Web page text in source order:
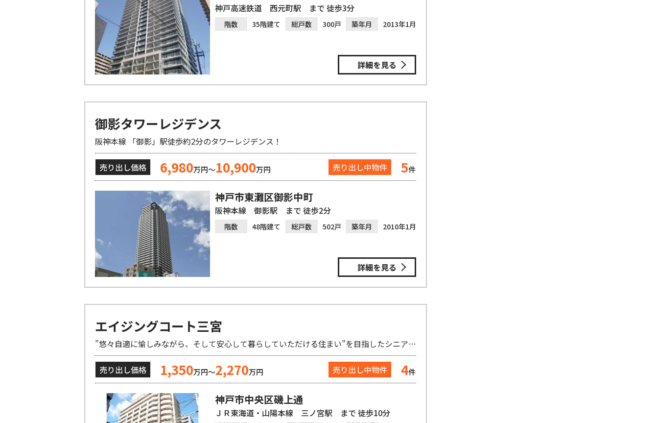
神戸高速鉄道 西元町駅 まで 徒歩3分
階数 35階建て 総戸数 300戸 築年月 2013年1月
詳細を見る
御影タワーレジデンス
阪神本線 「御影」駅徒歩約2分のタワーレジデンス！
売り出し価格 6,980万円～10,900万円 売り出し中物件 5件
神戸市東灘区御影中町
阪神本線 御影駅 まで 徒歩2分
階数 48階建て 総戸数 502戸 築年月 2010年1月
詳細を見る
エイジングコート三宮
”悠々自適に愉しみながら、そして安心して暮らしていただける住まい”を目指したシニア向けマンション
売り出し価格 1,350万円～2,270万円 売り出し中物件 4件
神戸市中央区磯上通
ＪＲ東海道・山陽本線 三ノ宮駅 まで 徒歩10分